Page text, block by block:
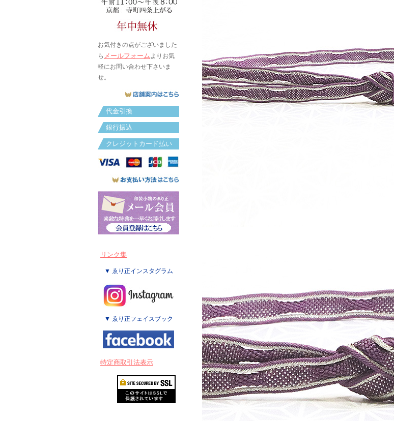
お気付きの点がございました
ら メールフォームよりお気
軽にお問い合わせ下さいま
せ。
代金引換
銀行振込
クレジットカード払い
リンク集
▼ ゑり正インスタグラム
▼ ゑり正フェイスブック
特定商取引法表示